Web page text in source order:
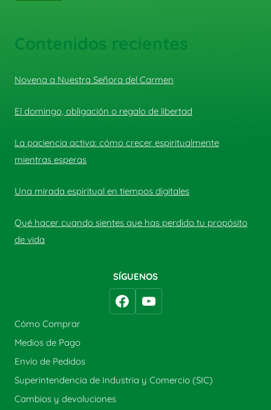
Contenidos recientes
Novena a Nuestra Señora del Carmen
El domingo, obligación o regalo de libertad
La paciencia activa: cómo crecer espiritualmente
mientras esperas
Una mirada espiritual en tiempos digitales
Qué hacer cuando sientes que has perdido tu propósito
de vida
SÍGUENOS
Cómo Comprar
Medios de Pago
Envío de Pedidos
Superintendencia de Industria y Comercio (SIC)
Cambios y devoluciones